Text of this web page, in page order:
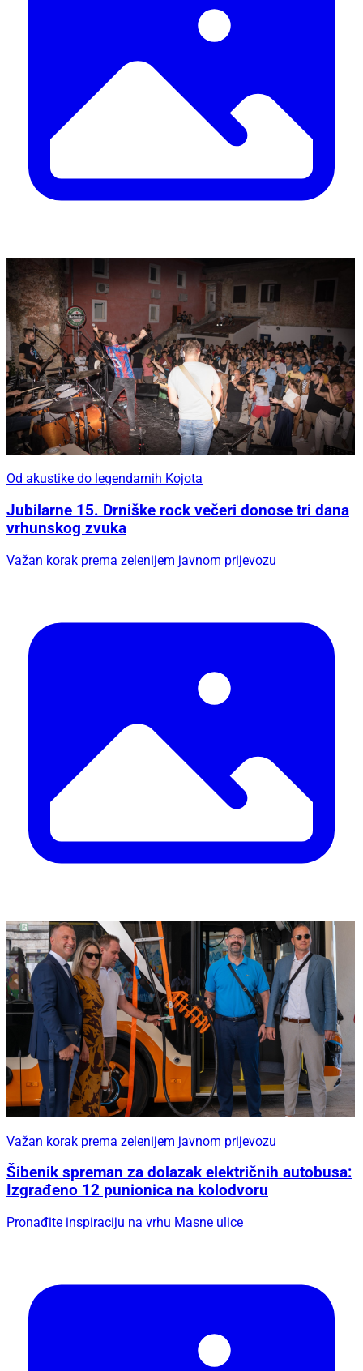
Od akustike do legendarnih Kojota
Jubilarne 15. Drniške rock večeri donose tri dana
vrhunskog zvuka
Važan korak prema zelenijem javnom prijevozu
Važan korak prema zelenijem javnom prijevozu
Šibenik spreman za dolazak električnih autobusa:
Izgrađeno 12 punionica na kolodvoru
Pronađite inspiraciju na vrhu Masne ulice